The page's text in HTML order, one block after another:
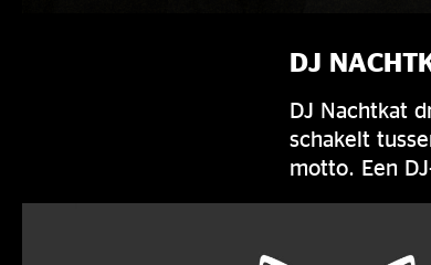
DJ
DJ Nachtkat
schakelt
motto. Een